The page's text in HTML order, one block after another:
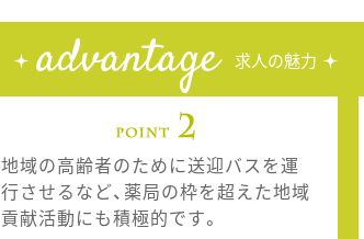
advantage 求人の魅力
地域の高齢者のために送迎バスを運
行させるなど、薬局の枠を超えた地域
貢献活動にも積極的です。